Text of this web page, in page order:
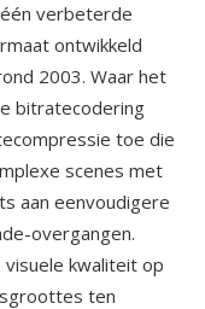
verbeterde
ontwikkeld
2003. Waar het
bitratecodering
toe die
scenes met
aan eenvoudigere
overgangen.
kwaliteit op
ten